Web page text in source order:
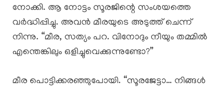
നോക്കി. ആ നോട്ടം സൂരജിന്റെ സംശയത്തെ
വർദ്ധിപ്പിച്ചു. അവൻ മീരയുടെ അടുത്ത് ചെന്ന്
നിന്നു. “മീര, സത്യം പറ. വിനോദും നീയും തമ്മിൽ
എന്തെങ്കിലും ഒളിച്ചുവെക്കുന്നുണ്ടോ?”
മീര പൊട്ടിക്കരഞ്ഞുപോയി. “സൂരജേട്ടാ… നിങ്ങൾ